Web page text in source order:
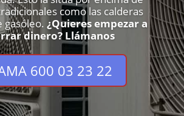
como las calderas
gasóleo. ¿Quieres empezar a
dinero? Llámanos
600 03 23 22